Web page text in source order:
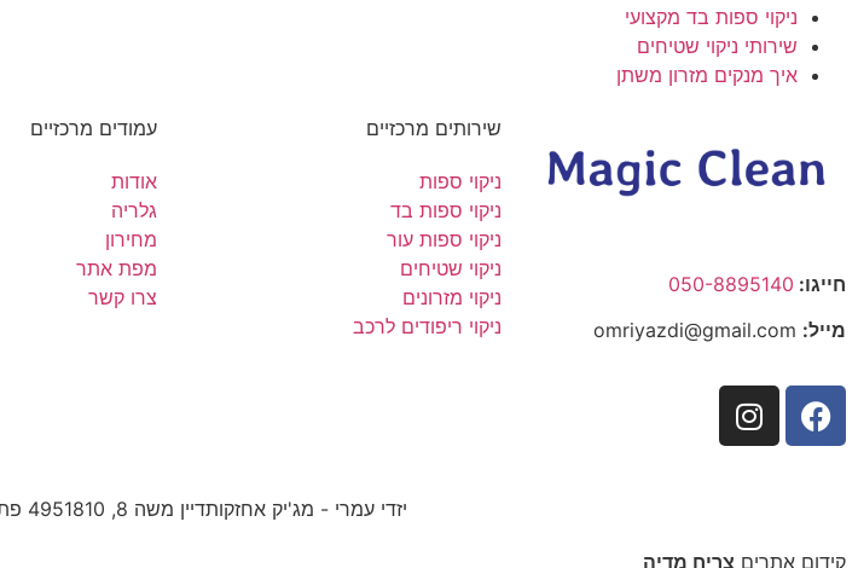
ניקוי ספות בד מקצועי
שירותי ניקוי שטיחים
איך מנקים מזרון משתן
חייגו: 050-8895140
מייל:
שירותים מרכזיים
ניקוי ספות
ניקוי ספות בד
ניקוי ספות עור
ניקוי שטיחים
ניקוי מזרונים
ניקוי ריפודים לרכב
עמודים מרכזיים
אודות
גלריה
מחירון
מפת אתר
צרו קשר
יזדי עמרי - מג'יק אחזקותדיין משה 8, 4951810 פתח תקווה
קידום אתרים צריח מדיה